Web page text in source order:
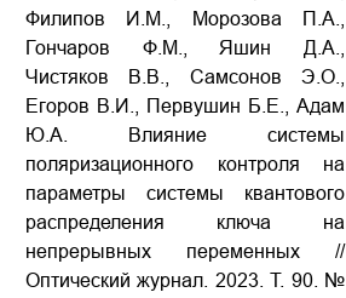
Филипов И.М., Морозова П.А.,
Гончаров Ф.М., Яшин Д.А.,
Чистяков В.В., Самсонов Э.О.,
Егоров В.И., Первушин Б.Е., Адам
Ю.А. Влияние системы
поляризационного контроля на
параметры системы квантового
распределения ключа на
непрерывных переменных //
Оптический журнал. 2023. Т. 90. №